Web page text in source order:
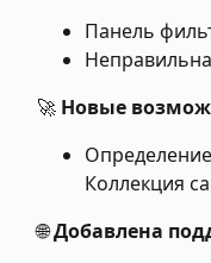
Панель
🚀 Новые
Коллекция
🌐Добавлена